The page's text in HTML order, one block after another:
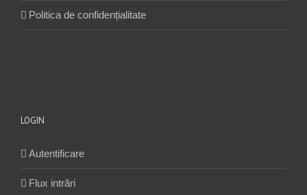
Politica de confidențialitate
LOGIN
Autentificare
Flux intrări